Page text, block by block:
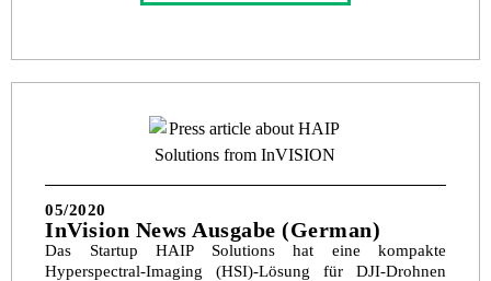
05/2020
InVision News Ausgabe (German)
Das Startup HAIP Solutions hat eine kompakte
Hyperspectral-Imaging (HSI)-Lösung für DJI-Drohnen